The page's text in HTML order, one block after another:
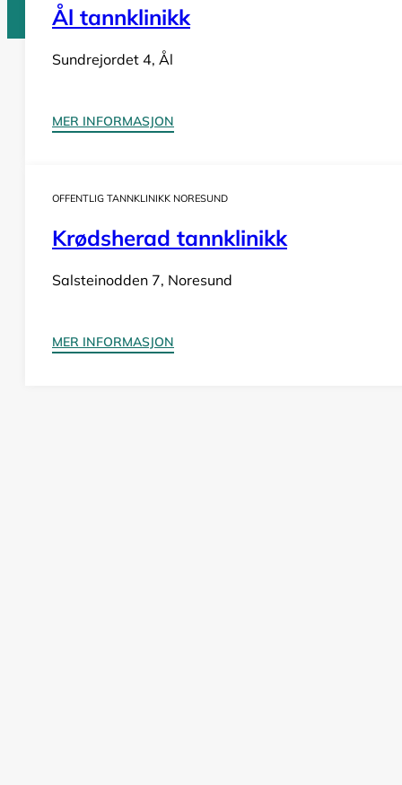
Ål tannklinikk
Sundrejordet 4, Ål
MER INFORMASJON
OFFENTLIG TANNKLINIKK NORESUND
Krødsherad tannklinikk
Salsteinodden 7, Noresund
MER INFORMASJON
Tannlege Norge © 2026